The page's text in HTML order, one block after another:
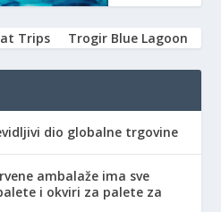
Trips Trogir Blue Lagoon
dio globalne trgovine
ambalaže ima sve
i okviri za palete za